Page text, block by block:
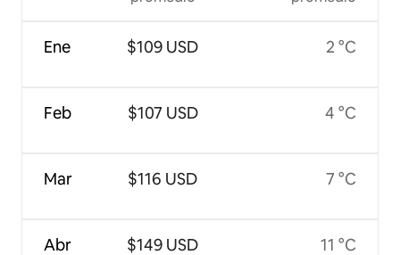
Ene
Feb
Mar
Abr
$109 USD
$107 USD
$116 USD
$149 USD
2 °C
4 °C
7 °C
11 °C